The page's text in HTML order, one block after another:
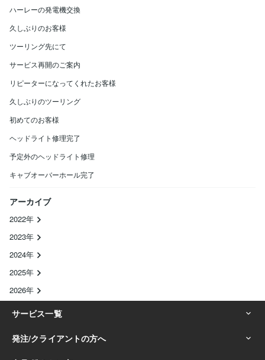
ハーレーの発電機交換
久しぶりのお客様
ツーリング先にて
サービス再開のご案内
リピーターになってくれたお客様
久しぶりのツーリング
初めてのお客様
ヘッドライト修理完了
予定外のヘッドライト修理
キャブオーバーホール完了
アーカイブ
2022年
2023年
2024年
2025年
2026年